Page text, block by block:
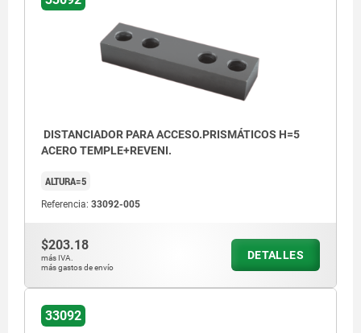
DISTANCIADOR PARA ACCESO.PRISMÁTICOS H=5
ACERO TEMPLE+REVENI.
ALTURA=5
Referencia: 33092-005
$203.18
más IVA.
más gastos de envío
DETALLES
33092